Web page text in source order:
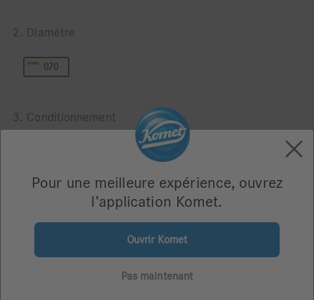
2. Diamètre
070
3. Conditionnement
Tenon radiculaire avec tête pour reconstitutions directes
Pour une meilleure expérience, ouvrez
l’application Komet.
Ouvrir Komet
Pas maintenant